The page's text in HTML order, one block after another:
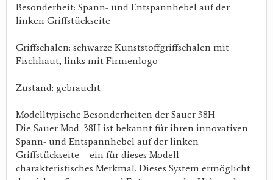
Besonderheit: Spann- und Entspannhebel auf der
linken Griffstückseite
Griffschalen: schwarze Kunststoffgriffschalen mit
Fischhaut, links mit Firmenlogo
Zustand: gebraucht
Modelltypische Besonderheiten der Sauer 38H
Die Sauer Mod. 38H ist bekannt für ihren innovativen
Spann- und Entspannhebel auf der linken
Griffstückseite – ein für dieses Modell
charakteristisches Merkmal. Dieses System ermöglicht